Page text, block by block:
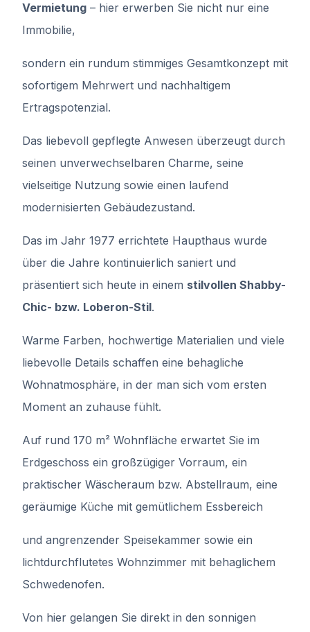
Vermietung – hier erwerben Sie nicht nur eine
Immobilie,
sondern ein rundum stimmiges Gesamtkonzept mit
sofortigem Mehrwert und nachhaltigem
Ertragspotenzial.
Das liebevoll gepflegte Anwesen überzeugt durch
seinen unverwechselbaren Charme, seine
vielseitige Nutzung sowie einen laufend
modernisierten Gebäudezustand.
Das im Jahr 1977 errichtete Haupthaus wurde
über die Jahre kontinuierlich saniert und
präsentiert sich heute in einem stilvollen Shabby-
Chic- bzw. Loberon-Stil.
Warme Farben, hochwertige Materialien und viele
liebevolle Details schaffen eine behagliche
Wohnatmosphäre, in der man sich vom ersten
Moment an zuhause fühlt.
Auf rund 170 m² Wohnfläche erwartet Sie im
Erdgeschoss ein großzügiger Vorraum, ein
praktischer Wäscheraum bzw. Abstellraum, eine
geräumige Küche mit gemütlichem Essbereich
und angrenzender Speisekammer sowie ein
lichtdurchflutetes Wohnzimmer mit behaglichem
Schwedenofen.
Von hier gelangen Sie direkt in den sonnigen